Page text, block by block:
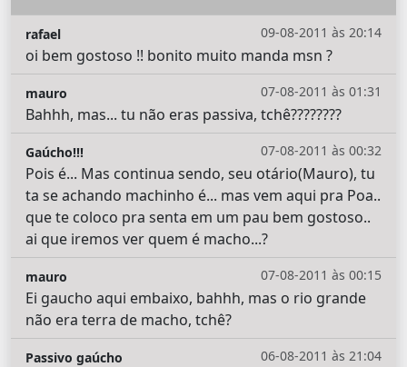
09-08-2011 às 20:14
rafael
oi bem gostoso !! bonito muito manda msn ?
07-08-2011 às 01:31
mauro
Bahhh, mas... tu não eras passiva, tchê????????
07-08-2011 às 00:32
Gaúcho!!!
Pois é... Mas continua sendo, seu otário(Mauro), tu
ta se achando machinho é... mas vem aqui pra Poa..
que te coloco pra senta em um pau bem gostoso..
ai que iremos ver quem é macho...?
07-08-2011 às 00:15
mauro
Ei gaucho aqui embaixo, bahhh, mas o rio grande
não era terra de macho, tchê?
06-08-2011 às 21:04
Passivo gaúcho